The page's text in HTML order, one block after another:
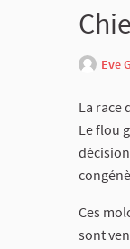
Eve
La race
Le flou
Ces
sont